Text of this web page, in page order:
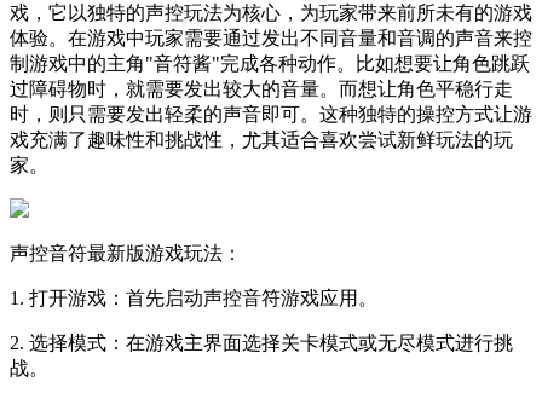
戏，它以独特的声控玩法为核心，为玩家带来前所未有的游戏
体验。在游戏中玩家需要通过发出不同音量和音调的声音来控
制游戏中的主角"音符酱"完成各种动作。比如想要让角色跳跃
过障碍物时，就需要发出较大的音量。而想让角色平稳行走
时，则只需要发出轻柔的声音即可。这种独特的操控方式让游
戏充满了趣味性和挑战性，尤其适合喜欢尝试新鲜玩法的玩
家。
声控音符最新版游戏玩法：
1. 打开游戏：首先启动声控音符游戏应用。
2. 选择模式：在游戏主界面选择关卡模式或无尽模式进行挑
战。